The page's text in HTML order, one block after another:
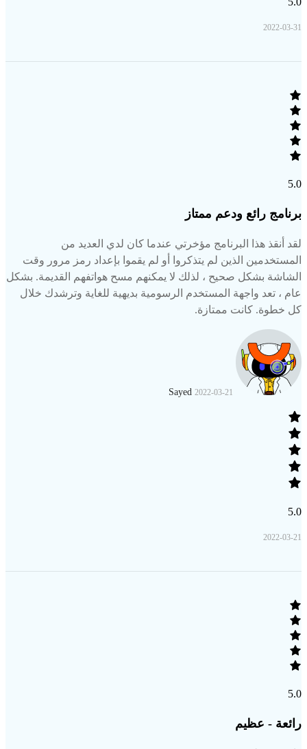
2022-03-31
5.0
برنامج رائع ودعم ممتاز
لقد أنقذ هذا البرنامج مؤخرتي عندما كان لدي العديد من
المستخدمين الذين لم يتذكروا أو لم يقموا بإعداد رمز مرور وقت
الشاشة بشكل صحيح ، لذلك لا يمكنهم مسح هواتفهم القديمة. بشكل
عام ، تعد واجهة المستخدم الرسومية بديهية للغاية وترشدك خلال
كل خطوة. كانت ممتازة.
Sayed 2022-03-21
5.0
2022-03-21
5.0
رائعة - عظيم